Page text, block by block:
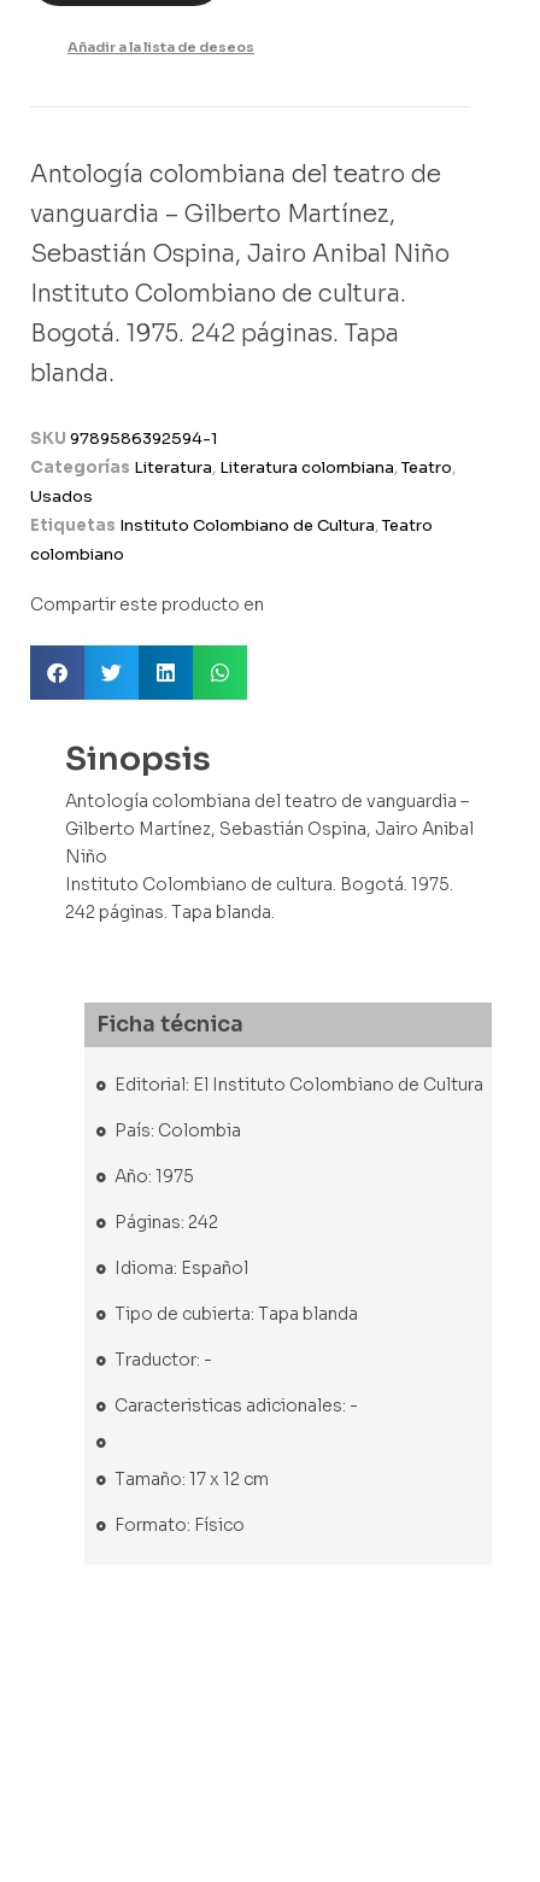
Añadir a la lista de deseos
Antología colombiana del teatro de
vanguardia – Gilberto Martínez,
Sebastián Ospina, Jairo Anibal Niño
Instituto Colombiano de cultura.
Bogotá. 1975. 242 páginas. Tapa
blanda.
SKU 9789586392594-1
Categorías Literatura, Literatura colombiana,Teatro,
Usados
Etiquetas Instituto Colombiano de Cultura,Teatro
colombiano
Compartir este producto en
Sinopsis
Antología colombiana del teatro de vanguardia –
Gilberto Martínez, Sebastián Ospina, Jairo Anibal
Niño
Instituto Colombiano de cultura. Bogotá. 1975.
242 páginas. Tapa blanda.
Ficha técnica
Editorial: El Instituto Colombiano de Cultura
País: Colombia
Año: 1975
Páginas: 242
Idioma: Español
Tipo de cubierta: Tapa blanda
Traductor: -
Caracteristicas adicionales: -
Tamaño: 17 x 12 cm
Formato: Físico